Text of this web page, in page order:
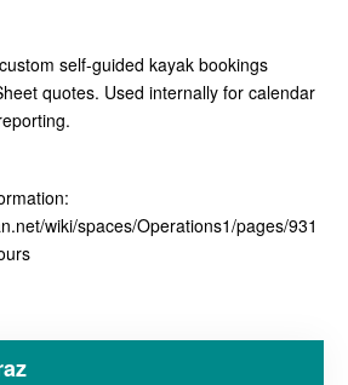
self-guided kayak bookings
quotes. Used internally for calendar
wiki/spaces/Operations1/pages/931